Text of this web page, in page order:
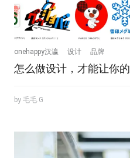
onehappy汉瀛 设计 品牌
怎么做设计，才能让你
by 毛毛.G